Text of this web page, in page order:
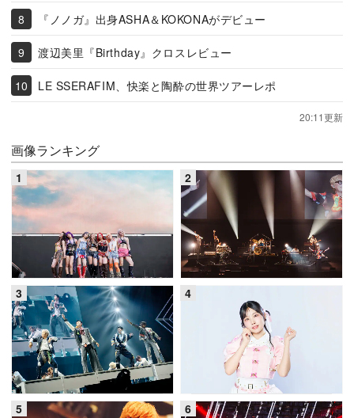
『ノノガ』出身ASHA＆KOKONAがデビュー
渡辺美里『Birthday』クロスレビュー
LE SSERAFIM、快楽と陶酔の世界ツアーレポ
20:11更新
画像ランキング